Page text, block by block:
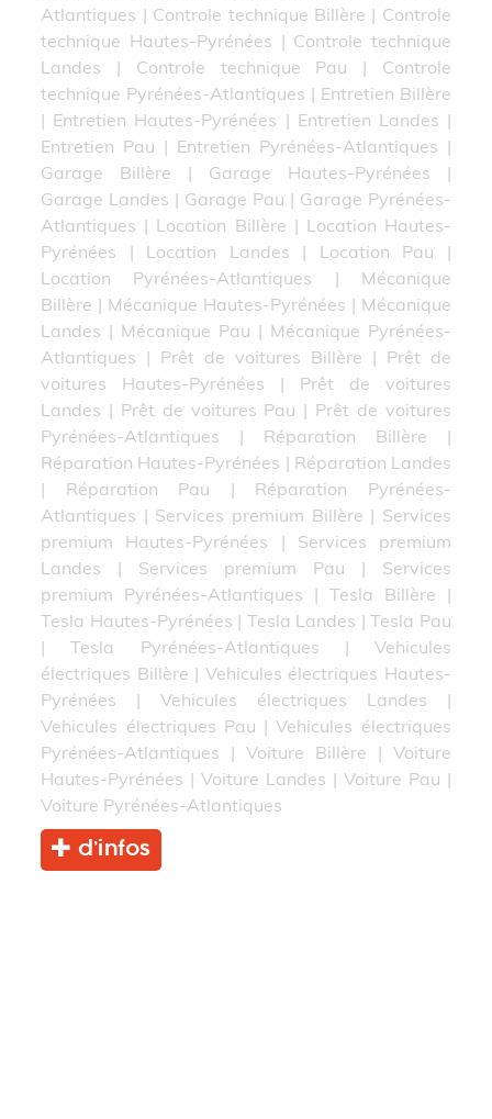
Atlantiques | Controle technique Billère | Controle
technique Hautes-Pyrénées | Controle technique
Landes | Controle technique Pau | Controle
technique Pyrénées-Atlantiques | Entretien Billère
| Entretien Hautes-Pyrénées | Entretien Landes |
Entretien Pau | Entretien Pyrénées-Atlantiques |
Garage Billère | Garage Hautes-Pyrénées |
Garage Landes | Garage Pau | Garage Pyrénées-
Atlantiques | Location Billère | Location Hautes-
Pyrénées | Location Landes | Location Pau |
Location Pyrénées-Atlantiques | Mécanique
Billère | Mécanique Hautes-Pyrénées | Mécanique
Landes | Mécanique Pau | Mécanique Pyrénées-
Atlantiques | Prêt de voitures Billère | Prêt de
voitures Hautes-Pyrénées | Prêt de voitures
Landes | Prêt de voitures Pau | Prêt de voitures
Pyrénées-Atlantiques | Réparation Billère |
Réparation Hautes-Pyrénées | Réparation Landes
| Réparation Pau | Réparation Pyrénées-
Atlantiques | Services premium Billère | Services
premium Hautes-Pyrénées | Services premium
Landes | Services premium Pau | Services
premium Pyrénées-Atlantiques | Tesla Billère |
Tesla Hautes-Pyrénées | Tesla Landes |Tesla Pau
|Tesla Pyrénées-Atlantiques | Vehicules
électriques Billère | Vehicules électriques Hautes-
Pyrénées |Vehicules électriques Landes |
Vehicules électriques Pau |Vehicules électriques
Pyrénées-Atlantiques |Voiture Billère | Voiture
Hautes-Pyrénées |Voiture Landes | Voiture Pau |
Voiture Pyrénées-Atlantiques
d’infos